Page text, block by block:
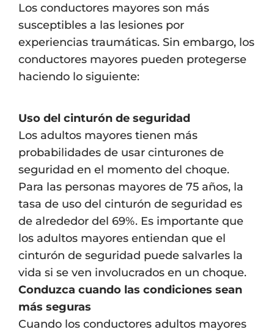
Los conductores mayores son más
susceptibles a las lesiones por
experiencias traumáticas. Sin embargo, los
conductores mayores pueden protegerse
haciendo lo siguiente:
Uso del cinturón de seguridad
Los adultos mayores tienen más
probabilidades de usar cinturones de
seguridad en el momento del choque.
Para las personas mayores de 75 años, la
tasa de uso del cinturón de seguridad es
de alrededor del 69%. Es importante que
los adultos mayores entiendan que el
cinturón de seguridad puede salvarles la
vida si se ven involucrados en un choque.
Conduzca cuando las condiciones sean
más seguras
Cuando los conductores adultos mayores